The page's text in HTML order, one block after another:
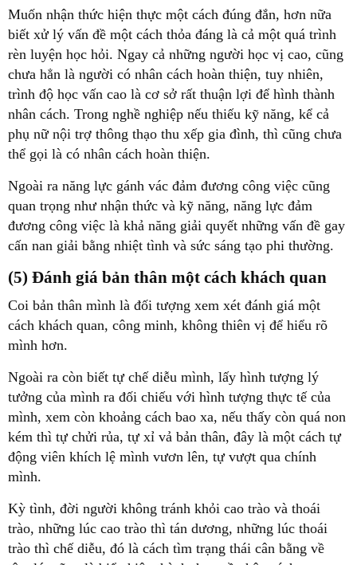
Muốn nhận thức hiện thực một cách đúng đắn, hơn nữa
biết xử lý vấn đề một cách thỏa đáng là cả một quá trình
rèn luyện học hỏi. Ngay cả những người học vị cao, cũng
chưa hẳn là người có nhân cách hoàn thiện, tuy nhiên,
trình độ học vấn cao là cơ sở rất thuận lợi để hình thành
nhân cách. Trong nghề nghiệp nếu thiếu kỹ năng, kể cả
phụ nữ nội trợ thông thạo thu xếp gia đình, thì cũng chưa
thể gọi là có nhân cách hoàn thiện.
Ngoài ra năng lực gánh vác đảm đương công việc cũng
quan trọng như nhận thức và kỹ năng, năng lực đảm
đương công việc là khả năng giải quyết những vấn đề gay
cấn nan giải bằng nhiệt tình và sức sáng tạo phi thường.
(5) Đánh giá bản thân một cách khách quan
Coi bản thân mình là đối tượng xem xét đánh giá một
cách khách quan, công minh, không thiên vị để hiểu rõ
mình hơn.
Ngoài ra còn biết tự chế diễu mình, lấy hình tượng lý
tưởng của mình ra đối chiếu với hình tượng thực tế của
mình, xem còn khoảng cách bao xa, nếu thấy còn quá non
kém thì tự chửi rủa, tự xỉ vả bản thân, đây là một cách tự
động viên khích lệ mình vươn lên, tự vượt qua chính
mình.
Kỳ tình, đời người không tránh khỏi cao trào và thoái
trào, những lúc cao trào thì tán dương, những lúc thoái
trào thì chế diễu, đó là cách tìm trạng thái cân bằng về